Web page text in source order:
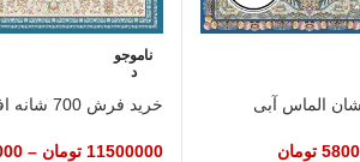
تومان
ناموجو
د
خرید فرش 700 شانه افشان درباری آبی
11500000 تومان –